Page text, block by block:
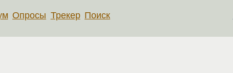
Опросы Трекер Поиск